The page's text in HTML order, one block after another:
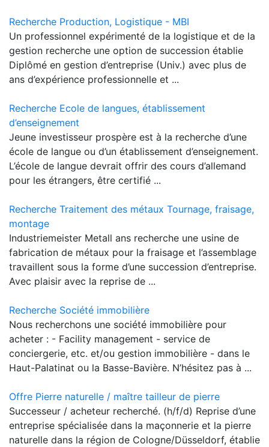
Recherche Production, Logistique - MBI
Un professionnel expérimenté de la logistique et de la
gestion recherche une option de succession établie
Diplômé en gestion d’entreprise (Univ.) avec plus de
ans d’expérience professionnelle et ...
Recherche Ecole de langues, établissement
d’enseignement
Jeune investisseur prospère est à la recherche d’une
école de langue ou d’un établissement d’enseignement.
L’école de langue devrait offrir des cours d’allemand
pour les étrangers, être certifié ...
Recherche Traitement des métaux Tournage, fraisage,
montage
Industriemeister Metall ans recherche une usine de
fabrication de métaux pour la fraisage et l’assemblage
travaillent sous la forme d’une succession d’entreprise.
Avec plaisir avec la reprise de ...
Recherche Société immobilière
Nous recherchons une société immobilière pour
acheter : - Facility management - service de
conciergerie, etc. et/ou gestion immobilière - dans le
Haut-Palatinat ou la Basse-Bavière. N’hésitez pas à ...
Offre Pierre naturelle / maître tailleur de pierre
Successeur / acheteur recherché. (h/f/d) Reprise d’une
entreprise spécialisée dans la maçonnerie et la pierre
naturelle dans la région de Cologne/Düsseldorf, établie